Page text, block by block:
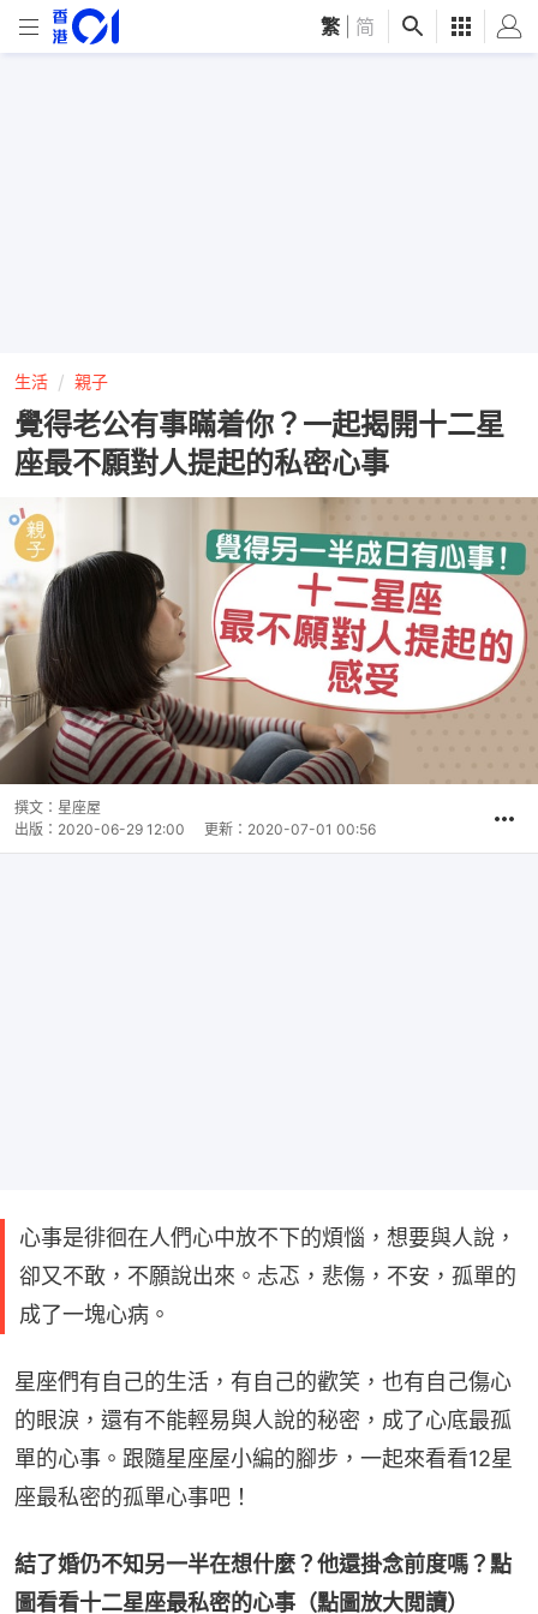
繁 简
生活 親子
覺得老公有事瞞着你？一起揭開十二星
座最不願對人提起的私密心事
撰文： 星座屋
出版： 2020-06-29 12:00 更新： 2020-07-01 00:56
心事是徘徊在人們心中放不下的煩惱，想要與人說，
卻又不敢，不願說出來。忐忑，悲傷，不安，孤單的
成了一塊心病。
星座們有自己的生活，有自己的歡笑，也有自己傷心
的眼淚，還有不能輕易與人說的秘密，成了心底最孤
單的心事。跟隨星座屋小編的腳步，一起來看看12星
座最私密的孤單心事吧！
結了婚仍不知另一半在想什麼？他還掛念前度嗎？點
圖看看十二星座最私密的心事（點圖放大閲讀）